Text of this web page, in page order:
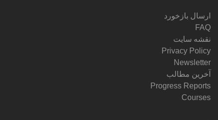
ارسال بازخورد
FAQ
نقشه سایت
Privacy Policy
Newsletter
آخرین مطالب
Progress Reports
Courses